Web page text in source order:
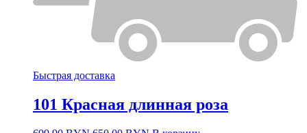
Быстрая доставка
101 Красная длинная роза